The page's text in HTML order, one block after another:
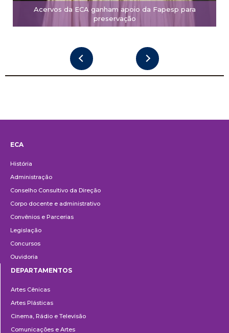
Acervos da ECA ganham apoio da Fapesp para
preservação
ECA
História
Administração
Conselho Consultivo da Direção
Corpo docente e administrativo
Convênios e Parcerias
Legislação
Concursos
Ouvidoria
DEPARTAMENTOS
Artes Cênicas
Artes Plásticas
Cinema, Rádio e Televisão
Comunicações e Artes